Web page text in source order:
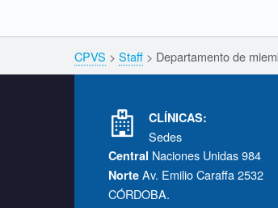
a
r
Breadcrumbs navigation
CPVS > Staff > Departamento de
CLÍNICAS:
Sedes
Central Naciones Unidas 984
Norte Av. Emilio Caraffa 2532
CÓRDOBA.